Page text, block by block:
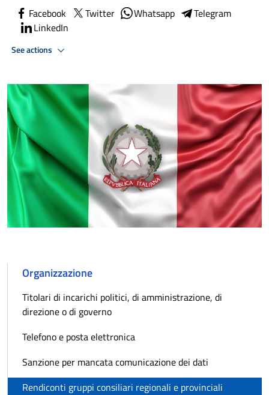
Facebook Twitter Whatsapp
Telegram
LinkedIn
See actions
Organizzazione
Titolari di incarichi politici, di amministrazione, di
direzione o di governo
Telefono e posta elettronica
Sanzione per mancata comunicazione dei dati
Rendiconti gruppi consiliari regionali e provinciali